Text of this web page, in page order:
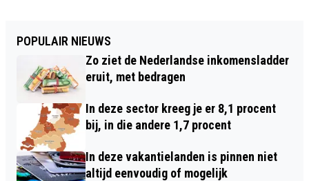
POPULAIR NIEUWS
Zo ziet de Nederlandse inkomensladder
eruit, met bedragen
In deze sector kreeg je er 8,1 procent
bij, in die andere 1,7 procent
In deze vakantielanden is pinnen niet
altijd eenvoudig of mogelijk